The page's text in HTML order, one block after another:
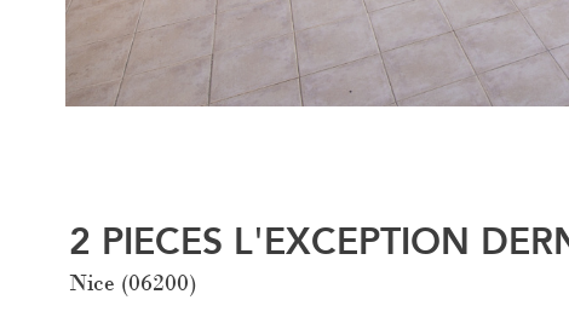
2 PIECES L'EXCEPTION
Nice (06200)